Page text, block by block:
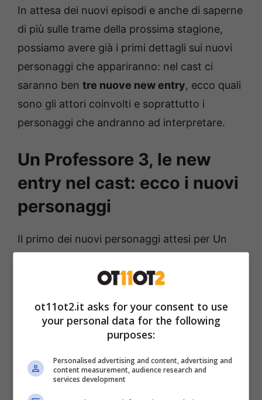
In attesa dei nuovi episodi e anche di saperne
di più sulle trame della prossima stagione,
possiamo avere già i primi dettagli sui nuovi
personaggi che appariranno: nel cast ci
saranno ben tre nuove new entry, ecco quali
sono gli attori coinvolti e soprattutto i
personaggi che andranno ad interpretare.
Un Professore 3, le new
entry nel cast: ecco i nuovi
personaggi
Il primo dei nuovi personaggi attesi per Un
Leonardo Da Vinci, ovvero Irene Alessi.
Grimaudo, che nel video di presentazione
diffuso da Banijay (la casa di produzione della
personaggio sarà, almeno inizialmente,
ot11ot2.it asks for your consent to use
your personal data for the following
purposes:
Personalised advertising and content, advertising and
content measurement, audience research and
services development